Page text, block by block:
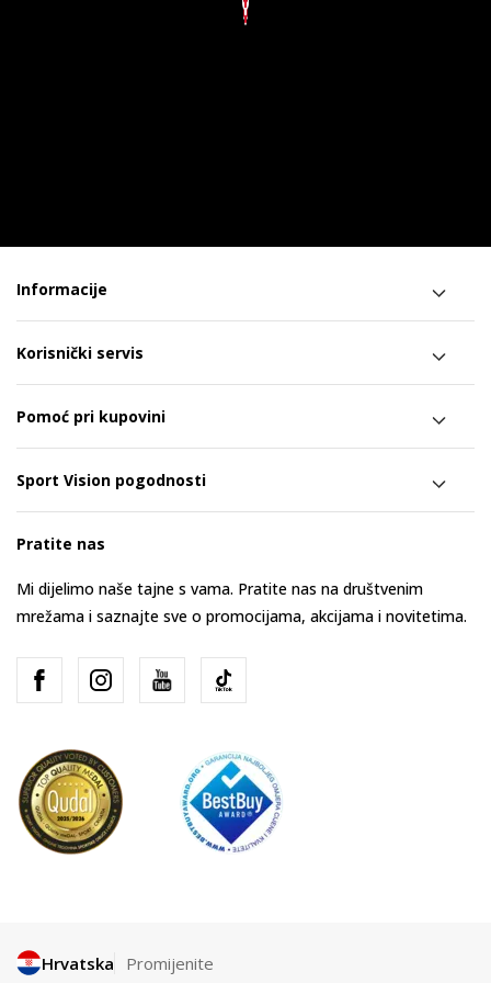
Informacije
Korisnički servis
Pomoć pri kupovini
Sport Vision pogodnosti
Pratite nas
Mi dijelimo naše tajne s vama. Pratite nas na društvenim
mrežama i saznajte sve o promocijama, akcijama i novitetima.
Hrvatska Promijenite